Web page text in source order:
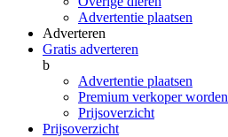
Advertentie plaatsen
Adverteren
Gratis adverteren
b
Advertentie plaatsen
Premium verkoper worden
Prijsoverzicht
Prijsoverzicht